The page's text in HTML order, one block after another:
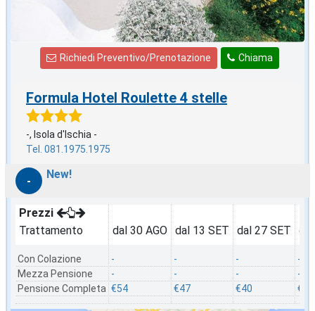
Chiama
Richiedi Preventivo/Prenotazione
Formula Hotel Roulette 4 stelle
-, Isola d'Ischia -
Tel. 081.1975.1975
-
New!
Prezzi
Trattamento
Con Colazione
Mezza Pensione
Pensione Completa
dal 30 AGO
-
-
€54
dal 13 SET
-
-
€47
dal 27 SET
-
-
€40
-
-
€40